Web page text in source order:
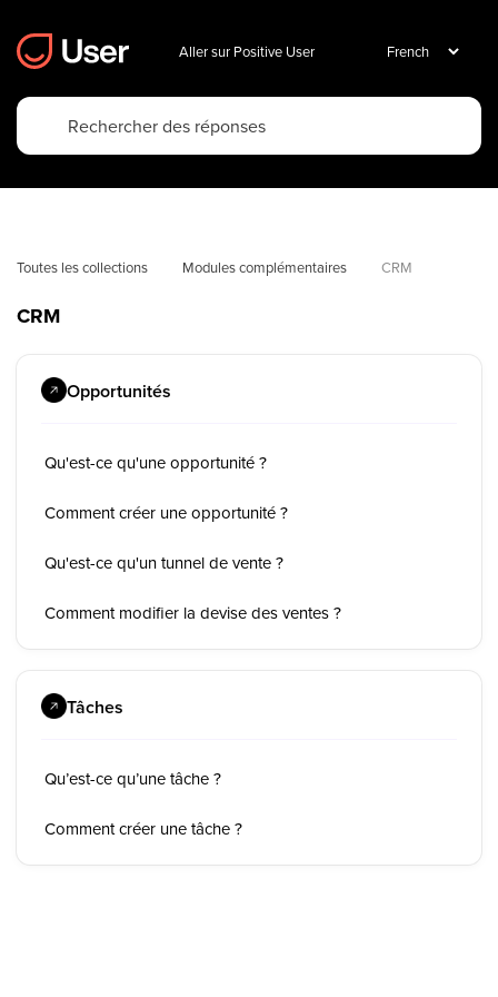
Aller sur Positive User
Toutes les collections Modules complémentaires CRM
CRM
Opportunités
Qu'est-ce qu'une opportunité ?
Comment créer une opportunité ?
Qu'est-ce qu'un tunnel de vente ?
Comment modifier la devise des ventes ?
Tâches
Qu’est-ce qu’une tâche ?
Comment créer une tâche ?